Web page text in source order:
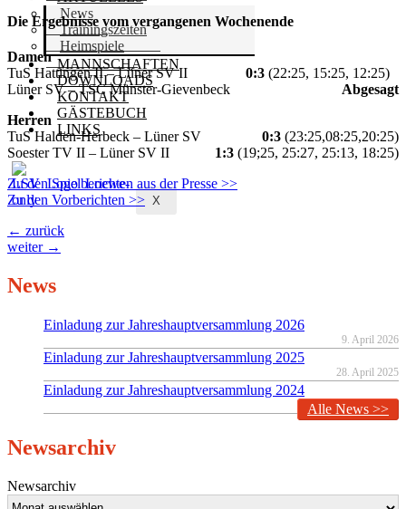
News
Trainingszeiten
Heimspiele
MANNSCHAFTEN
DOWNLOADS
KONTAKT
GÄSTEBUCH
LINKS
X
Die Ergebnisse vom vergangenen Wochenende
Damen
TuS Hattingen II – Lüner SV II
0:3 (22:25, 15:25, 12:25)
Lüner SV – TSC Münster-Gievenbeck
Abgesagt
Herren
TuS Halden-Herbeck – Lüner SV
0:3 (23:25,08:25,20:25)
Soester TV II – Lüner SV II
1:3 (19;25, 25:27, 25:13, 18:25)
Zu den Spielberichten aus der Presse >>
Zu den Vorberichten >>
← zurück
weiter →
News
Einladung zur Jahreshauptversammlung 2026
9. April 2026
Einladung zur Jahreshauptversammlung 2025
28. April 2025
Einladung zur Jahreshauptversammlung 2024
19. März 2024
Alle News >>
Newsarchiv
Newsarchiv